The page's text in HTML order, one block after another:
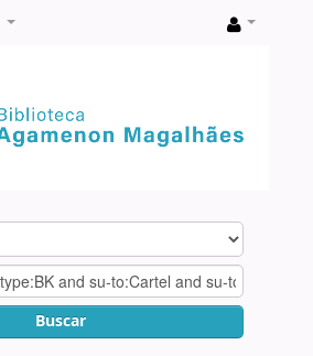
Buscar